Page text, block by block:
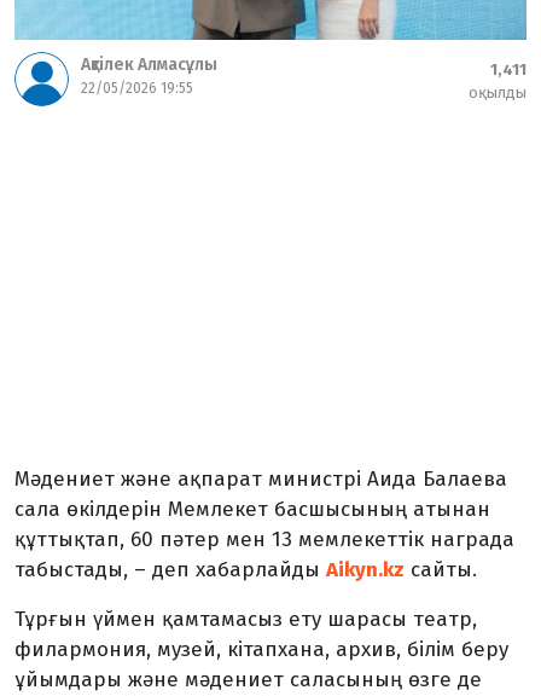
Ақтілек Алмасұлы
22/05/2026 19:55
1,411
оқылды
Мәдениет және ақпарат министрі Аида Балаева
сала өкілдерін Мемлекет басшысының атынан
құттықтап, 60 пәтер мен 13 мемлекеттік награда
табыстады, – деп хабарлайды Aikyn.kz сайты.
Тұрғын үймен қамтамасыз ету шарасы театр,
филармония, музей, кітапхана, архив, білім беру
ұйымдары және мәдениет саласының өзге де